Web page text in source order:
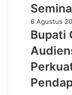
Saing
UMKM
Lewat
Seminar
Transformasi
Digital
Bupati
OKUS
Terima
Audiensi
Kepala
Samsat,
Perkuat
6 Agustus
Bupati